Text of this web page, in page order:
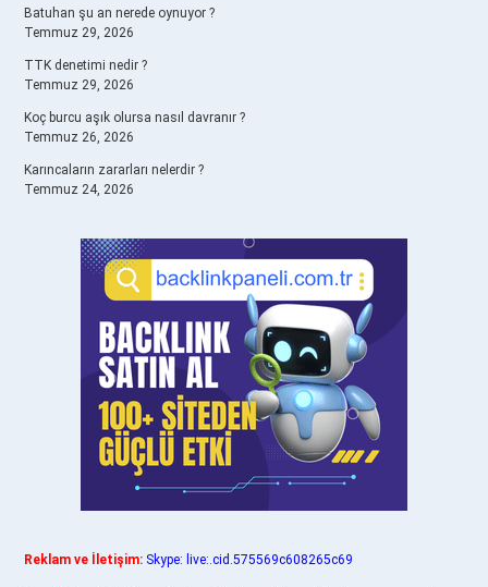
Batuhan şu an nerede oynuyor ?
Temmuz 29, 2026
TTK denetimi nedir ?
Temmuz 29, 2026
Koç burcu aşık olursa nasıl davranır ?
Temmuz 26, 2026
Karıncaların zararları nelerdir ?
Temmuz 24, 2026
Reklam ve İletişim: Skype: live:.cid.575569c608265c69